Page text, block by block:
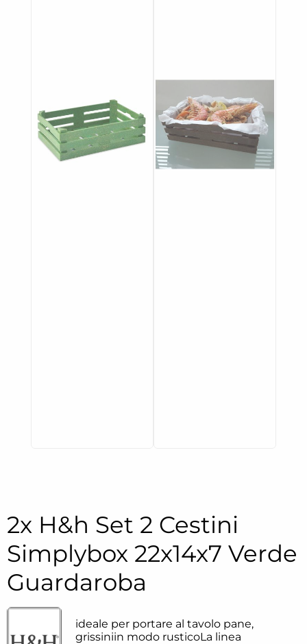
2x H&h Set 2 Cestini
Simplybox 22x14x7 Verde
Guardaroba
ideale per portare al tavolo pane,
grissiniin modo rusticoLa linea